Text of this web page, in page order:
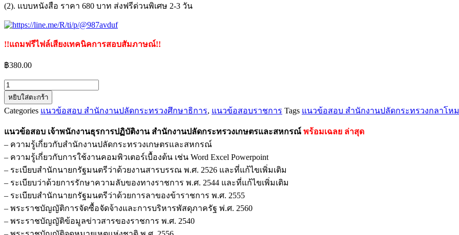
(2). แบบหนังสือ ราคา 680 บาท ส่งฟรีด่วนพิเศษ 2-3 วัน
!!แถมฟรีไฟล์เสียงเทคนิคการสอบสัมภาษณ์!!
฿380.00
จำนวน
แนว
ข้อสอบ
พนักงาน
ธุรการ
ปฏิบัติ
งาน
สำนักงาน
ปลัด
กระทรวง
เกษตร
หยิบใส่ตะกร้า
Categories แนวข้อสอบ สำนักงานปลัดกระทรวงศึกษาธิการ, แนวข้อสอบราชการ Tags แนวข้อสอบ สำนักงานปลัดกระทรวงกลาโหม
แนวข้อสอบ เจ้าพนักงานธุรการปฏิบัติงาน สำนักงานปลัดกระทรวงเกษตรและสหกรณ์ พร้อมเฉลย ล่าสุด
– ความรู้เกี่ยวกับสำนักงานปลัดกระทรวงเกษตรและสหกรณ์
– ความรู้เกี่ยวกับการใช้งานคอมพิวเตอร์เบื้องต้น เช่น Word Excel Powerpoint
– ระเบียบสำนักนายกรัฐมนตรีว่าด้วยงานสารบรรณ พ.ศ. 2526 และที่แก้ไขเพิ่มเติม
– ระเบียบว่าด้วยการรักษาความลับของทางราชการ พ.ศ. 2544 และที่แก้ไขเพิ่มเติม
– ระเบียบสำนักนายกรัฐมนตรีว่าด้วยการลาของข้าราชการ พ.ศ. 2555
– พระราชบัญญัติการจัดซื้อจัดจ้างและการบริหารพัสดุภาครัฐ พ่.ศ. 2560
– พระราชบัญญัติข้อมูลข่าวสารของราชการ พ.ศ. 2540